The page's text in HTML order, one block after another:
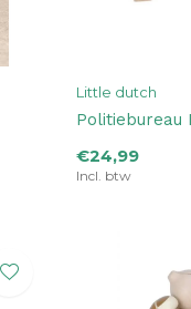
Little dutch
Politiebureau
€24,99
Incl. btw